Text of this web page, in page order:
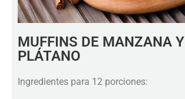
MUFFINS DE MANZANA Y
PLÁTANO
Ingredientes para 12 porciones: